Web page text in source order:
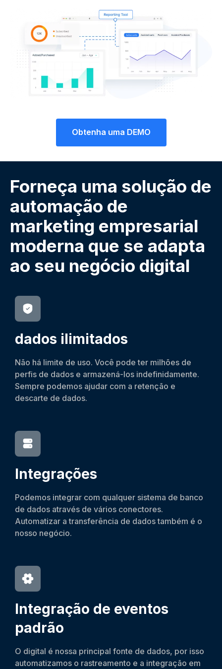
Obtenha uma DEMO
Forneça uma solução de
automação de
marketing empresarial
moderna que se adapta
ao seu negócio digital
dados ilimitados
Não há limite de uso. Você pode ter milhões de
perfis de dados e armazená-los indefinidamente.
Sempre podemos ajudar com a retenção e
descarte de dados.
Integrações
Podemos integrar com qualquer sistema de banco
de dados através de vários conectores.
Automatizar a transferência de dados também é o
nosso negócio.
Integração de eventos
padrão
O digital é nossa principal fonte de dados, por isso
automatizamos o rastreamento e a integração em